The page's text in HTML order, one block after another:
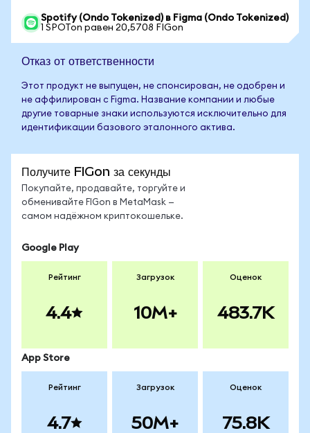
Spotify (Ondo Tokenized) в Figma (Ondo Tokenized)
1 SPOTon равен 20,5708 FIGon
Отказ от ответственности
Этот продукт не выпущен, не спонсирован, не одобрен и
не аффилирован с Figma. Название компании и любые
другие товарные знаки используются исключительно для
идентификации базового эталонного актива.
Получите FIGon за секунды
Покупайте, продавайте, торгуйте и
обменивайте FIGon в MetaMask —
самом надёжном криптокошельке.
Google Play
Рейтинг
4.4
Загрузок
10M+
Оценок
483.7K
App Store
Рейтинг
4.7
Загрузок
50M+
Оценок
75.8K